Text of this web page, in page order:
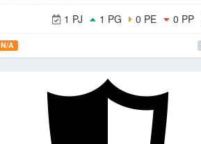
0 PP
0 PE
1 PG
1 PJ
N/A